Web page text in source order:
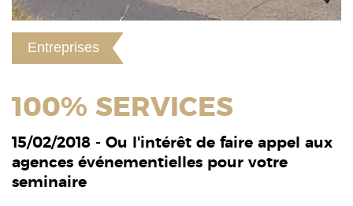
Entreprises
100% SERVICES
15/02/2018 - Ou l'intérêt de faire appel aux
agences événementielles pour votre
seminaire